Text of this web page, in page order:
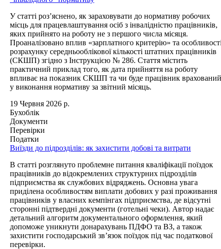
У статті роз’яснено, як зараховувати до нормативу робочих
місць для працевлаштування осіб з інвалідністю працівників,
яких прийнято на роботу не з першого числа місяця.
Проаналізовано вплив «зарплатного критерію» та
розрахунку середньооблікової кількості штатних працівників
(СКШП) згідно з Інструкцією № 286. Стаття містить
практичний приклад того, як дата прийняття на роботу
впливає на показник СКШП та чи буде працівник врахований
у виконання нормативу за звітний місяць.
19 Червня 2026 р.
Бухоблік
Документи
Перевірки
Податки
Виїзди до підрозділів: як захистити добові та витрати
В статті розглянуто проблемне питання кваліфікації поїздок
працівників до відокремлених структурних підрозділів
підприємства як службових відряджень. Основна увага
приділена особливостям виплати добових у разі проживання
працівників у власних кемпінгах підприємства, де відсутні
сторонні підтвердні документи (готельні чеки). Автор надає
детальний алгоритм документального оформлення, який
допоможе уникнути донарахувань ПДФО та ВЗ, а також
захистити господарський зв’язок поїздок під час податкової
перевірки.